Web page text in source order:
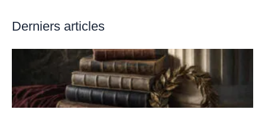
Derniers articles